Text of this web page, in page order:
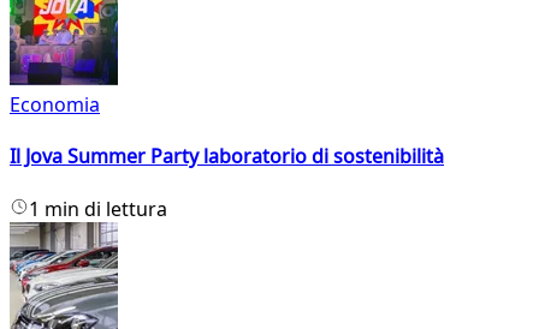
Economia
Il Jova Summer Party laboratorio di sostenibilità
1 min di lettura